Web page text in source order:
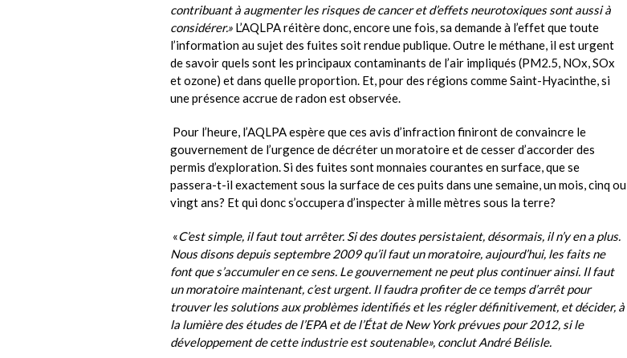
contribuant à augmenter les risques de cancer et d’effets neurotoxiques sont aussi à
considérer.» L’AQLPA réitère donc, encore une fois, sa demande à l’effet que toute
l’information au sujet des fuites soit rendue publique. Outre le méthane, il est urgent
de savoir quels sont les principaux contaminants de l’air impliqués (PM2.5, NOx, SOx
et ozone) et dans quelle proportion. Et, pour des régions comme Saint-Hyacinthe, si
une présence accrue de radon est observée.
Pour l’heure, l’AQLPA espère que ces avis d’infraction finiront de convaincre le
gouvernement de l’urgence de décréter un moratoire et de cesser d’accorder des
permis d’exploration. Si des fuites sont monnaies courantes en surface, que se
passera-t-il exactement sous la surface de ces puits dans une semaine, un mois, cinq ou
vingt ans? Et qui donc s’occupera d’inspecter à mille mètres sous la terre?
«C’est simple, il faut tout arrêter. Si des doutes persistaient, désormais, il n’y en a plus.
Nous disons depuis septembre 2009 qu’il faut un moratoire, aujourd’hui, les faits ne
font que s’accumuler en ce sens. Le gouvernement ne peut plus continuer ainsi. Il faut
un moratoire maintenant, c’est urgent. Il faudra profiter de ce temps d’arrêt pour
trouver les solutions aux problèmes identifiés et les régler définitivement, et décider, à
la lumière des études de l’EPA et de l’État de New York prévues pour 2012, si le
développement de cette industrie est soutenable», conclut André Bélisle.